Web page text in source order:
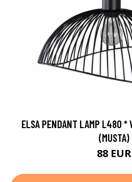
ELSA PENDANT LAMP L480
(MUSTA)
88 EUR